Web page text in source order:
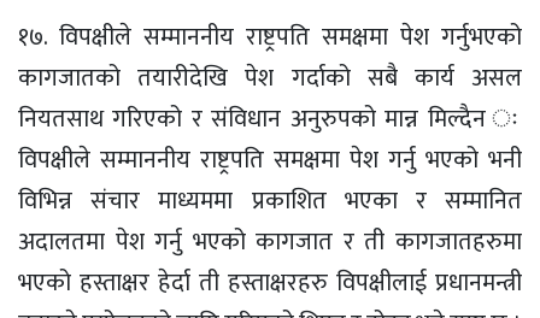
१७. विपक्षीले सम्माननीय राष्ट्रपति समक्षमा पेश गर्नुभएको
कागजातको तयारीदेखि पेश गर्दाको सबै कार्य असल
नियतसाथ गरिएको र संविधान अनुरुपको मान्न मिल्दैन ः
विपक्षीले सम्माननीय राष्ट्रपति समक्षमा पेश गर्नु भएको भनी
विभिन्न संचार माध्यममा प्रकाशित भएका र सम्मानित
अदालतमा पेश गर्नु भएको कागजात र ती कागजातहरुमा
भएको हस्ताक्षर हेर्दा ती हस्ताक्षरहरु विपक्षीलाई प्रधानमन्त्री